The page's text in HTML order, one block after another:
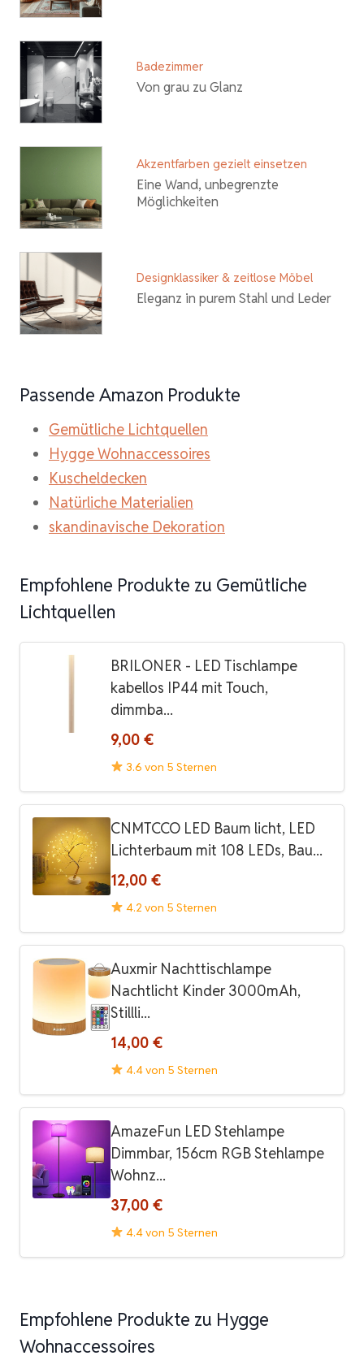
Badezimmer
Von grau zu Glanz
Akzentfarben gezielt einsetzen
Eine Wand, unbegrenzte
Möglichkeiten
Designklassiker & zeitlose Möbel
Eleganz in purem Stahl und Leder
Passende Amazon Produkte
Gemütliche Lichtquellen
Hygge Wohnaccessoires
Kuscheldecken
Natürliche Materialien
skandinavische Dekoration
Empfohlene Produkte zu Gemütliche
Lichtquellen
BRILONER - LED Tischlampe
kabellos IP44 mit Touch,
dimmba...
9,00 €
3.6 von 5 Sternen
CNMTCCO LED Baum licht, LED
Lichterbaum mit 108 LEDs, Bau...
12,00 €
4.2 von 5 Sternen
Auxmir Nachttischlampe
Nachtlicht Kinder 3000mAh,
Stillli...
14,00 €
4.4 von 5 Sternen
AmazeFun LED Stehlampe
Dimmbar, 156cm RGB Stehlampe
Wohnz...
37,00 €
4.4 von 5 Sternen
Empfohlene Produkte zu Hygge
Wohnaccessoires